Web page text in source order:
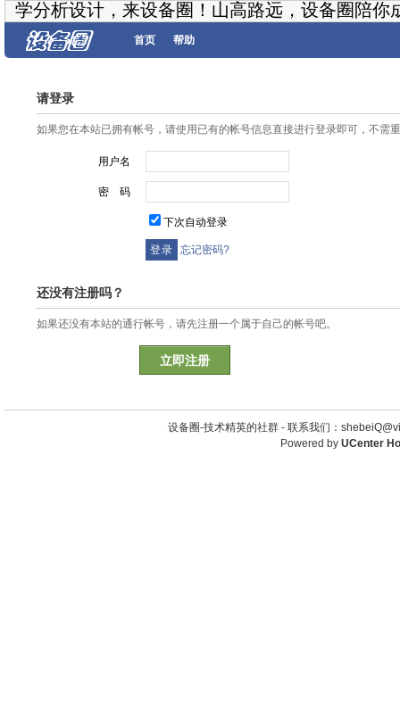
学分析设计，来设备圈！山高路远，设备圈陪你
首页 帮助
请登录
如果您在本站已拥有帐号，请使用已有的帐号信息直接进行登录即可，不需
用户名
密 码
下次自动登录
忘记密码?
还没有注册吗？
如果还没有本站的通行帐号，请先注册一个属于自己的帐号吧。
立即注册
设备圈-技术精英的社群 - 联系我们：
Powered by UCenter